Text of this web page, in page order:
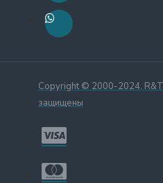
Copyright © 2000-2024,
защищены